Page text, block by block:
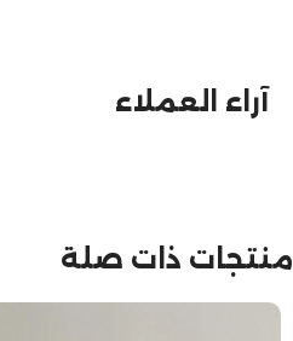
آراء العملاء
منتجات ذات صلة